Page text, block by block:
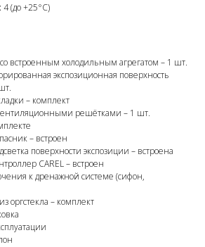
4 (до +25°C)
встроенным холодильным агрегатом – 1 шт.
экспозиционная поверхность
– комплект
решётками – 1 шт.
– встроен
поверхности экспозиции – встроена
CAREL – встроен
к дренажной системе (сифон,
оргстекла – комплект